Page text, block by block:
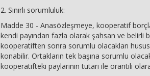
2. Sınırlı sorumluluk:
Madde 30 - Anasözleşmeye, kooperatif
kendi payından fazla olarak şahsan ve belirli
kooperatiften sonra sorumlu olacakları
konabilir. Ortakların tek başına sorumlu
kooperatifteki paylarının tutarı ile orantılı